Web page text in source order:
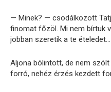
— Minek? — csodálkozott
finomat főzöl. Mi nem bírtuk
jobban szeretik a te ételedet…
Aljona bólintott, de nem
forró, nehéz érzés kezdett